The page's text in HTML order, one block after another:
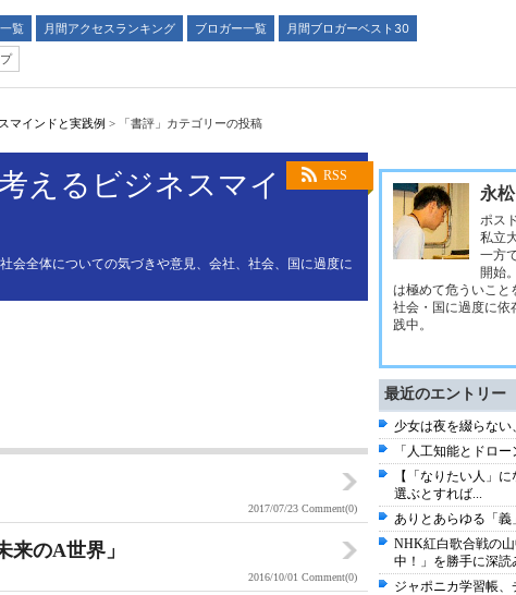
覧 月間アクセスランキング ブロガー一覧
月間ブロガーベスト30
マインドと実践例 > 「書評」カテゴリーの投稿
RSS
えるビジネスマイ
会全体についての気づきや意見、会社、社会、国に過度に
2017/07/23 Comment(0)
来のA世界」
2016/10/01 Comment(0)
永
ポス
私立
一方
開始
は極めて危ういこと
社会・国に過度に依
践中。
最近のエントリー
少女は夜を綴らない
「人工知能とドロ
【「なりたい人」
選ぶとすれば...
ありとあらゆる「義
NHK紅白歌合戦の
中！」を勝手に深読
ジャポニカ学習帳、